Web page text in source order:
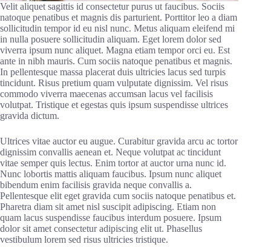
Velit aliquet sagittis id consectetur purus ut faucibus. Sociis
natoque penatibus et magnis dis parturient. Porttitor leo a diam
sollicitudin tempor id eu nisl nunc. Metus aliquam eleifend mi
in nulla posuere sollicitudin aliquam. Eget lorem dolor sed
viverra ipsum nunc aliquet. Magna etiam tempor orci eu. Est
ante in nibh mauris. Cum sociis natoque penatibus et magnis.
In pellentesque massa placerat duis ultricies lacus sed turpis
tincidunt. Risus pretium quam vulputate dignissim. Vel risus
commodo viverra maecenas accumsan lacus vel facilisis
volutpat. Tristique et egestas quis ipsum suspendisse ultrices
gravida dictum.
Ultrices vitae auctor eu augue. Curabitur gravida arcu ac tortor
dignissim convallis aenean et. Neque volutpat ac tincidunt
vitae semper quis lectus. Enim tortor at auctor urna nunc id.
Nunc lobortis mattis aliquam faucibus. Ipsum nunc aliquet
bibendum enim facilisis gravida neque convallis a.
Pellentesque elit eget gravida cum sociis natoque penatibus et.
Pharetra diam sit amet nisl suscipit adipiscing. Etiam non
quam lacus suspendisse faucibus interdum posuere. Ipsum
dolor sit amet consectetur adipiscing elit ut. Phasellus
vestibulum lorem sed risus ultricies tristique.